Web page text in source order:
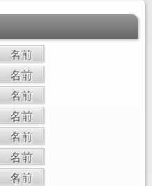
名前
名前
名前
名前
名前
名前
名前